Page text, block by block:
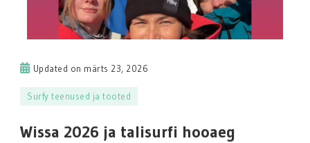
Updated on märts 23, 2026
Surfy teenused ja tooted
Wissa 2026 ja talisurfi hooaeg